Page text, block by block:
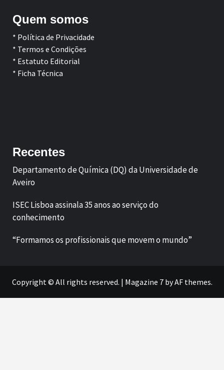
Quem somos
* Política de Privacidade
* Termos e Condições
* Estatuto Editorial
* Ficha Técnica
Recentes
Departamento de Química (DQ) da Universidade de
Aveiro
ISEC Lisboa assinala 35 anos ao serviço do
conhecimento
“Formamos os profissionais que movem o mundo”
Copyright © All rights reserved. | Magazine 7by AF themes.